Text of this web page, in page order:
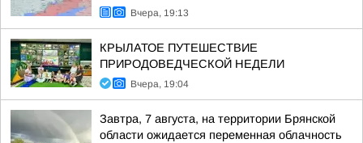
Вчера, 19:13
КРЫЛАТОЕ ПУТЕШЕСТВИЕ
ПРИРОДОВЕДЧЕСКОЙ НЕДЕЛИ
Вчера, 19:04
Завтра, 7 августа, на территории Брянской
области ожидается переменная облачность